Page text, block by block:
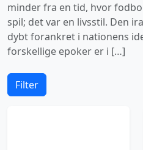
minder fra en tid, hvor
spil; det var en livsstil. Den
dybt forankret i nationens
forskellige epoker er i […]
Filter